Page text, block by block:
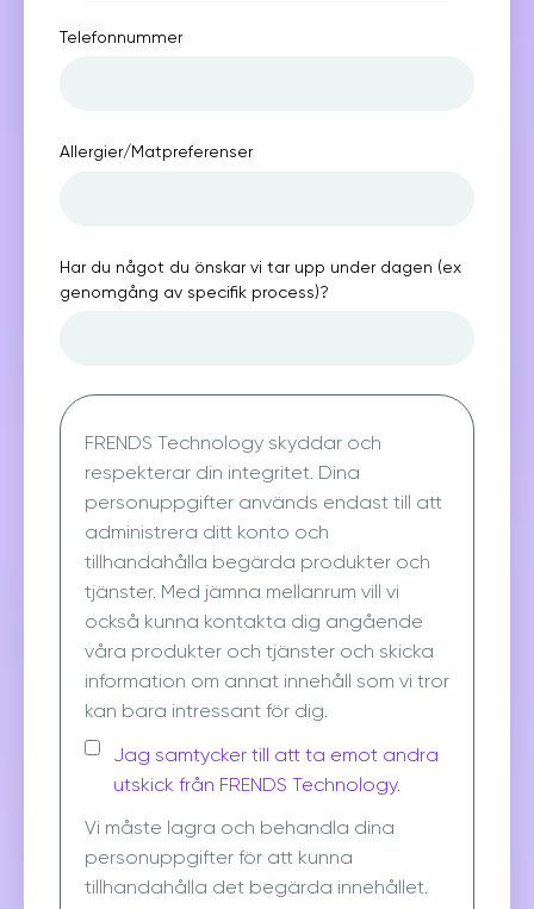
Telefonnummer
Allergier/Matpreferenser
Har du något du önskar vi tar upp under dagen (ex
genomgång av specifik process)?
FRENDS Technology skyddar och
respekterar din integritet. Dina
personuppgifter används endast till att
administrera ditt konto och
tillhandahålla begärda produkter och
tjänster. Med jämna mellanrum vill vi
också kunna kontakta dig angående
våra produkter och tjänster och skicka
information om annat innehåll som vi tror
kan bara intressant för dig.
Jag samtycker till att ta emot andra
utskick från FRENDS Technology.
Vi måste lagra och behandla dina
personuppgifter för att kunna
tillhandahålla det begärda innehållet.